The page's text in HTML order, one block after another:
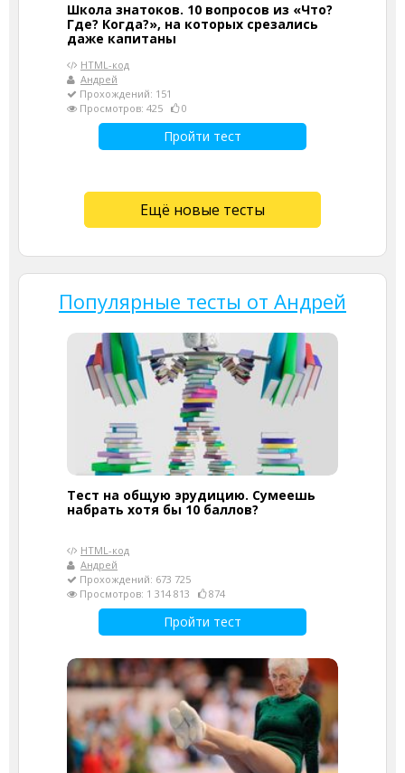
Школа знатоков. 10 вопросов из «Что?
Где? Когда?», на которых срезались
даже капитаны
HTML-код
Андрей
Прохождений: 151
Просмотров: 425
0
Пройти тест
Ещё новые тесты
Популярные тесты от Андрей
Тест на общую эрудицию. Сумеешь
набрать хотя бы 10 баллов?
HTML-код
Андрей
Прохождений: 673 725
Просмотров: 1 314 813
874
Пройти тест